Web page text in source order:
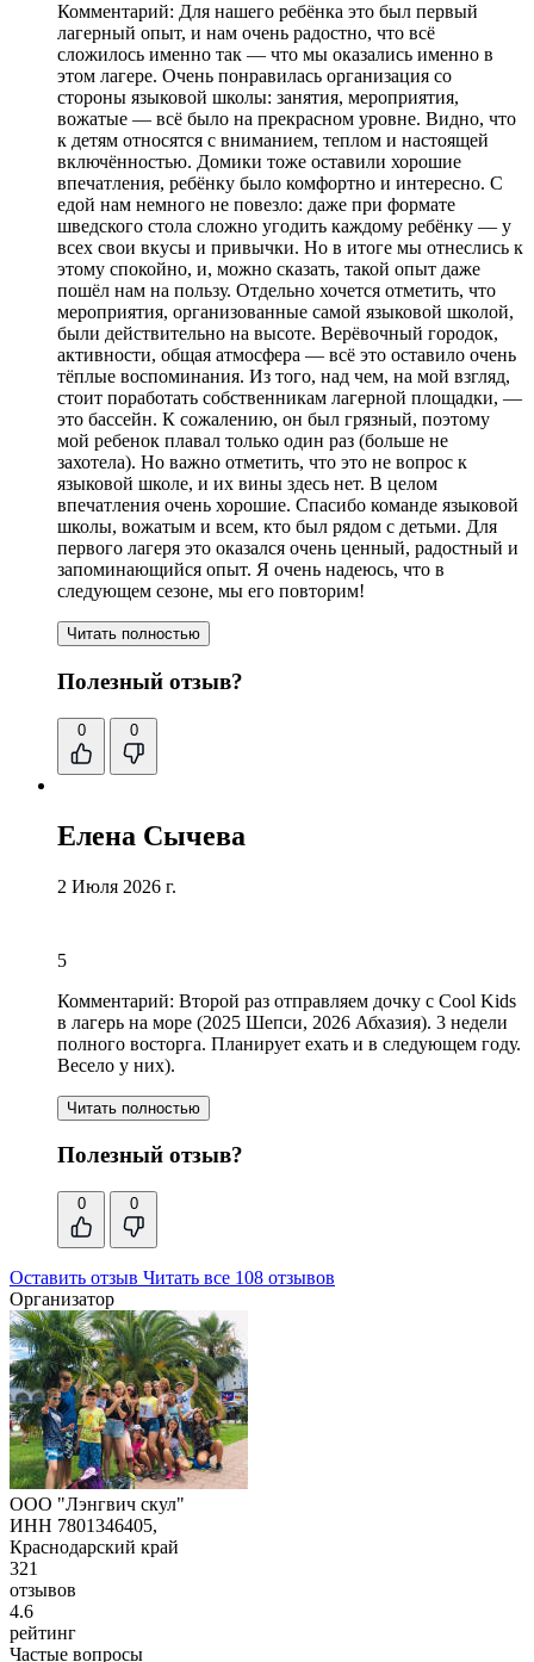
Комментарий: Для нашего ребёнка это был первый
лагерный опыт, и нам очень радостно, что всё
сложилось именно так — что мы оказались именно в
этом лагере. Очень понравилась организация со
стороны языковой школы: занятия, мероприятия,
вожатые — всё было на прекрасном уровне. Видно, что
к детям относятся с вниманием, теплом и настоящей
включённостью. Домики тоже оставили хорошие
впечатления, ребёнку было комфортно и интересно. С
едой нам немного не повезло: даже при формате
шведского стола сложно угодить каждому ребёнку — у
всех свои вкусы и привычки. Но в итоге мы отнеслись к
этому спокойно, и, можно сказать, такой опыт даже
пошёл нам на пользу. Отдельно хочется отметить, что
мероприятия, организованные самой языковой школой,
были действительно на высоте. Верёвочный городок,
активности, общая атмосфера — всё это оставило очень
тёплые воспоминания. Из того, над чем, на мой взгляд,
стоит поработать собственникам лагерной площадки, —
это бассейн. К сожалению, он был грязный, поэтому
мой ребенок плавал только один раз (больше не
захотела). Но важно отметить, что это не вопрос к
языковой школе, и их вины здесь нет. В целом
впечатления очень хорошие. Спасибо команде языковой
школы, вожатым и всем, кто был рядом с детьми. Для
первого лагеря это оказался очень ценный, радостный и
запоминающийся опыт. Я очень надеюсь, что в
следующем сезоне, мы его повторим!
Читать полностью
Полезный отзыв?
0 0
Елена Сычева
2 Июля 2026 г.
5
Комментарий: Второй раз отправляем дочку с Cool Kids
в лагерь на море (2025 Шепси, 2026 Абхазия). 3 недели
полного восторга. Планирует ехать и в следующем году.
Весело у них).
Читать полностью
Полезный отзыв?
0 0
Оставить отзыв Читать все 108 отзывов
Организатор
ООО "Лэнгвич скул"
ИНН 7801346405,
Краснодарский край
321
отзывов
4.6
рейтинг
Частые вопросы